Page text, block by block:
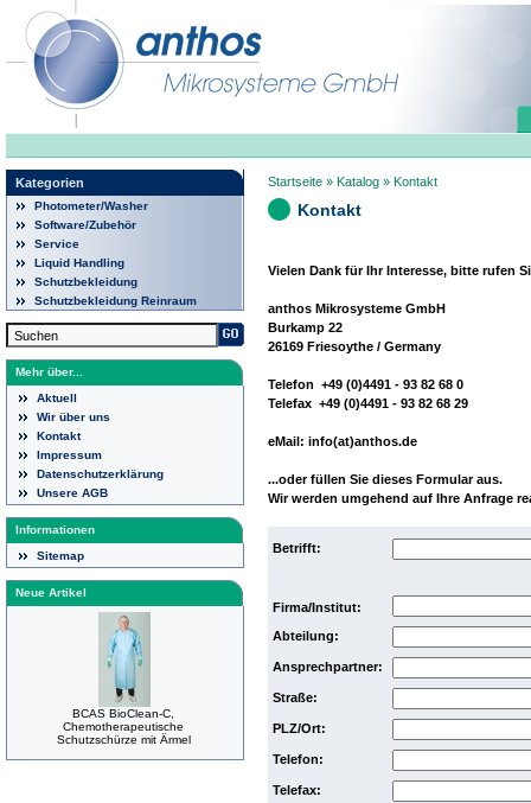
Kategorien
Photometer/Washer
Software/Zubehör
Service
Liquid Handling
Schutzbekleidung
Schutzbekleidung Reinraum
Mehr über...
Aktuell
Wir über uns
Kontakt
Impressum
Datenschutzerklärung
Unsere AGB
Informationen
Sitemap
Neue Artikel
BCAS BioClean-C,
Chemotherapeutische
Schutzschürze mit Ärmel
Startseite » Katalog » Kontakt
Kontakt
Vielen Dank für Ihr Interesse, bitte rufen
anthos Mikrosysteme GmbH
Burkamp 22
26169 Friesoythe / Germany
Telefon +49 (0)4491 - 93 82 68 0
Telefax +49 (0)4491 - 93 82 68 29
eMail: info(at)anthos.de
...oder füllen Sie dieses Formular aus.
Wir werden umgehend auf Ihre Anfrage
Betrifft:
Firma/Institut:
Abteilung:
Ansprechpartner:
Straße:
PLZ/Ort:
Telefon:
Telefax: